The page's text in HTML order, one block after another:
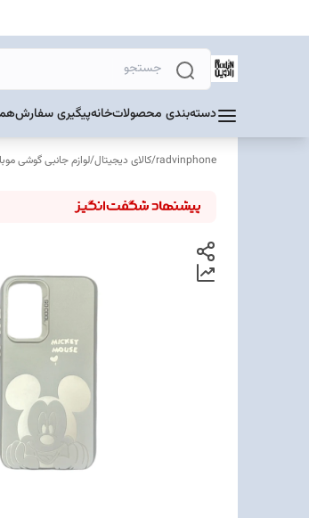
دسته‌بندی محصولاتخانهپیگیری سفارش
radvinphone
/کالای دیجیتال/لوازم جانبی گوشی